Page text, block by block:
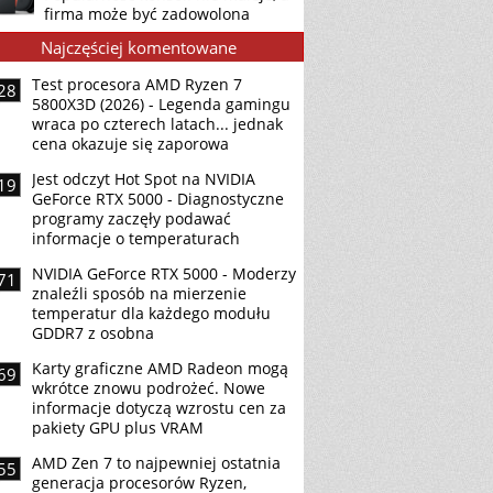
firma może być zadowolona
Najczęściej komentowane
Test procesora AMD Ryzen 7
5800X3D (2026) - Legenda gamingu
wraca po czterech latach... jednak
cena okazuje się zaporowa
Jest odczyt Hot Spot na NVIDIA
GeForce RTX 5000 - Diagnostyczne
programy zaczęły podawać
informacje o temperaturach
NVIDIA GeForce RTX 5000 - Moderzy
znaleźli sposób na mierzenie
temperatur dla każdego modułu
GDDR7 z osobna
Karty graficzne AMD Radeon mogą
wkrótce znowu podrożeć. Nowe
informacje dotyczą wzrostu cen za
pakiety GPU plus VRAM
AMD Zen 7 to najpewniej ostatnia
generacja procesorów Ryzen,